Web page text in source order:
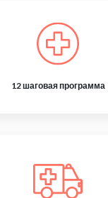
12 шаговая программа